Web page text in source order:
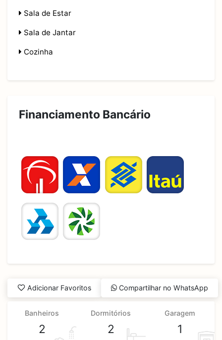
Sala de Estar
Sala de Jantar
Cozinha
Financiamento Bancário
Adicionar Favoritos Compartilhar no WhatsApp
Banheiros
2
Dormitórios
2
Garagem
1